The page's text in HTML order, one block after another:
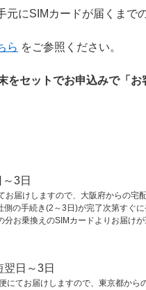
にSIMカードが届くまで
ら をご参照ください。
セットでお申込みで「お
3日
届けしますので、大阪府からの宅配
の手続き(2～3日)が完了次第すぐに
お乗換えのSIMカードよりお届けが
日～3日
てお届けしますので、東京都から